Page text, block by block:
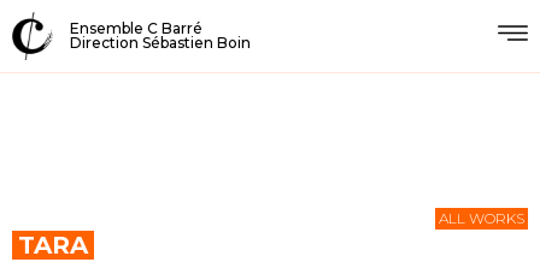
Ensemble C Barré
Direction Sébastien Boin
TARA
ALL WORKS